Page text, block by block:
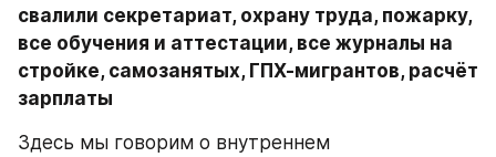
свалили секретариат, охрану труда, пожарку,
все обучения и аттестации, все журналы на
стройке, самозанятых, ГПХ-мигрантов, расчёт
зарплаты
Здесь мы говорим о внутреннем